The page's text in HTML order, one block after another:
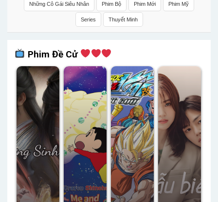
Những Cô Gái Siêu Nhân Phim Bộ Phim Mới Phim Mỹ
Series Thuyết Minh
Phim Đề Cử